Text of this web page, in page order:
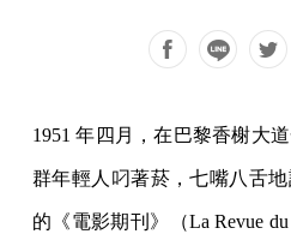
1951 年四月，在巴黎香榭大
群年輕人叼著菸，七嘴八舌
的《電影期刊》（La Revue